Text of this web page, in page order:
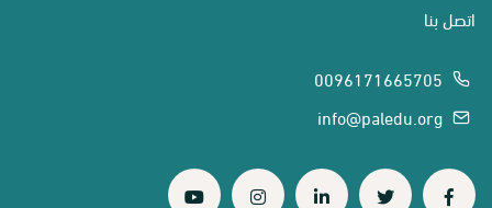
اتصل بنا
0096171665705
info@paledu.org